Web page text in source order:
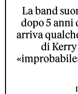
La band
dopo 5 anni
arriva
di